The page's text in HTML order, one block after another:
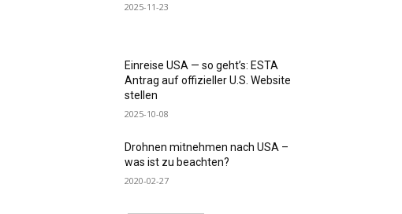
2025-11-23
Einreise USA — so geht’s: ESTA
Antrag auf offizieller U.S. Website
stellen
2025-10-08
Drohnen mitnehmen nach USA –
was ist zu beachten?
2020-02-27